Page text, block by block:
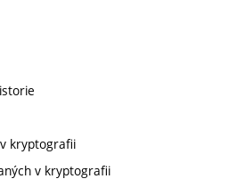
kryptografii
v kryptografii